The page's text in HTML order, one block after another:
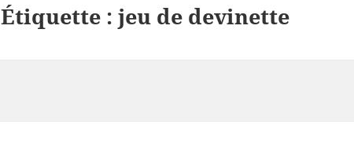
Étiquette :jeu de devinette